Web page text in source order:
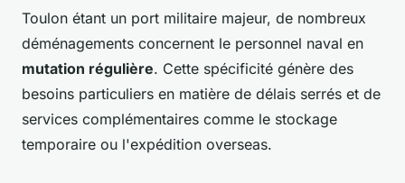
Toulon étant un port militaire majeur, de nombreux
déménagements concernent le personnel naval en
mutation régulière. Cette spécificité génère des
besoins particuliers en matière de délais serrés et de
services complémentaires comme le stockage
temporaire ou l'expédition overseas.